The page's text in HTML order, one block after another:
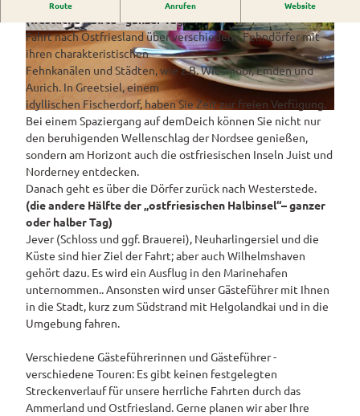
Westerstede
Wiefelstede
ngebote
und Navigation
Rennradtouren
Wanderwege
Service
Alle
Theme
n
nderkar
ten
verleih
E-Bike-
Ladesta
tionen
ADFC
Überblick
Parklandschaft
Alle Themen
Park der Gärten
Rhododendron
park Hobbie
Rhododendron
park Gristede
Rhododendronblüte
Landschaftsfenster
Tage
des
Gartens
Alle
Themen
Sehenswürdigkeiten
Freizeit
Alle
Theme
n
Wasser
ten
Familie
Kindera
ktivität
en
Hörstationen
Gesundheit
Regionale
Spezialitäten
Veranstaltungen
& Führungen
Übersicht
Veranstaltungskalender
Führungen
STADTRADELN
Service
Alle
Themen
Prospektbestellung
Kartenbestellung
Reiserücktrittsversicherung
Anreise
Kontakt
Buchen
Alle
Unterkunftsübersicht
Ferienwohnungen
Ferienhäuser
Reisemobil
Pauschalangebote
D
S
C
_
0
2
2
2
.
J
P
G
© www.ostfriesland.travel
1
0
_
0
4
5
.
J
G
Route Anrufen Website
(westliche Hälfte - ganzer Tag)
Fahrt nach Ostfriesland über verschiedene Fehndörfer mit
ihren charakteristischen
Fehnkanälen und Städten, wie z.B. Wiesmoor, Emden und
Aurich. In Greetsiel, einem
idyllischen Fischerdorf, haben Sie Zeit zur freien Verfügung.
Bei einem Spaziergang auf demDeich können Sie nicht nur
den beruhigenden Wellenschlag der Nordsee genießen,
sondern am Horizont auch die ostfriesischen Inseln Juist und
Norderney entdecken.
Danach geht es über die Dörfer zurück nach Westerstede.
(die andere Hälfte der „ostfriesischen Halbinsel“– ganzer
oder halber Tag)
Jever (Schloss und ggf. Brauerei), Neuharlingersiel und die
Küste sind hier Ziel der Fahrt; aber auch Wilhelmshaven
gehört dazu. Es wird ein Ausflug in den Marinehafen
unternommen.. Ansonsten wird unser Gästeführer mit Ihnen
in die Stadt, kurz zum Südstrand mit Helgolandkai und in die
Umgebung fahren.
Verschiedene Gästeführerinnen und Gästeführer -
verschiedene Touren: Es gibt keinen festgelegten
Streckenverlauf für unsere herrliche Fahrten durch das
Ammerland und Ostfriesland. Gerne planen wir aber Ihre